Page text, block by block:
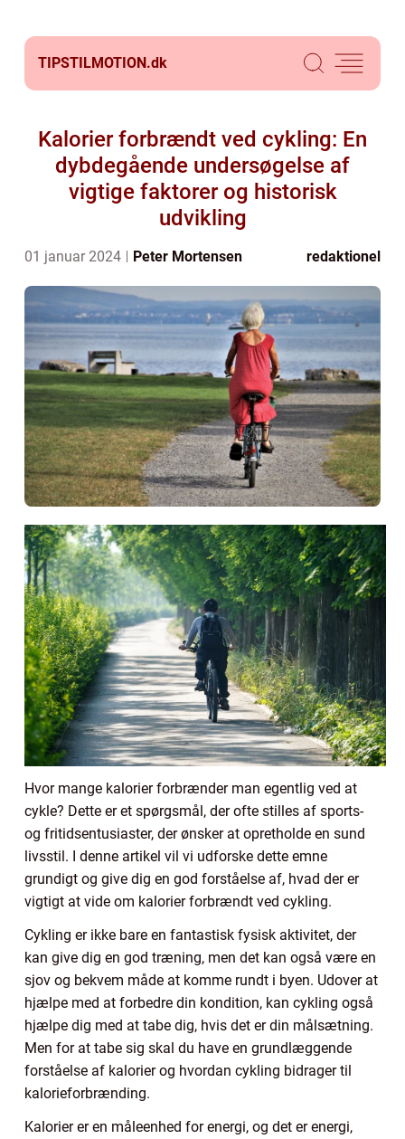
TIPSTILMOTION.dk
Kalorier forbrændt ved cykling: En
dybdegående undersøgelse af
vigtige faktorer og historisk
udvikling
01 januar 2024 Peter Mortensen redaktionel
Hvor mange kalorier forbrænder man egentlig ved at
cykle? Dette er et spørgsmål, der ofte stilles af sports-
og fritidsentusiaster, der ønsker at opretholde en sund
livsstil. I denne artikel vil vi udforske dette emne
grundigt og give dig en god forståelse af, hvad der er
vigtigt at vide om kalorier forbrændt ved cykling.
Cykling er ikke bare en fantastisk fysisk aktivitet, der
kan give dig en god træning, men det kan også være en
sjov og bekvem måde at komme rundt i byen. Udover at
hjælpe med at forbedre din kondition, kan cykling også
hjælpe dig med at tabe dig, hvis det er din målsætning.
Men for at tabe sig skal du have en grundlæggende
forståelse af kalorier og hvordan cykling bidrager til
kalorieforbrænding.
Kalorier er en måleenhed for energi, og det er energi,